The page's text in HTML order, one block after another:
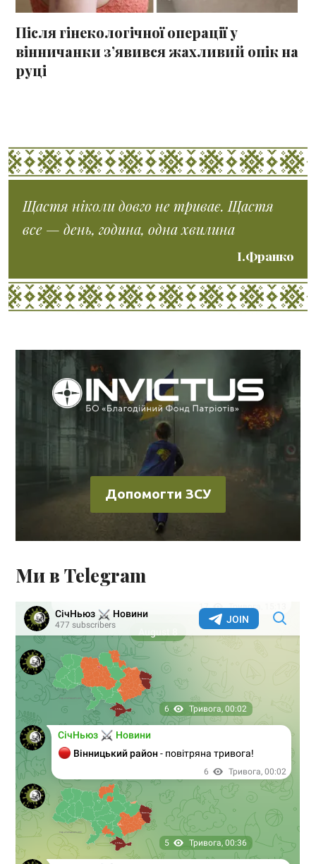
Після гінекологічної операції у
вінничанки з’явився жахливий опік на
руці
Щастя ніколи довго не триває. Щастя
все — день, година, одна хвилина
І.Франко
Допомогти ЗСУ
Ми в Telegram